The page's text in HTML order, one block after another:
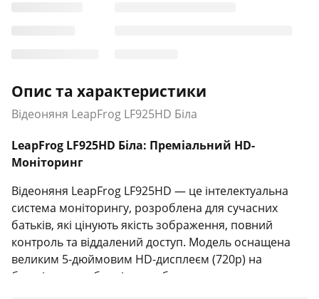
Опис та характеристики
Відеоняня LeapFrog LF925HD Біла
LeapFrog LF925HD Біла: Преміальний HD-
Моніторинг
Відеоняня LeapFrog LF925HD — це інтелектуальна
система моніторингу, розроблена для сучасних
батьків, які цінують якість зображення, повний
контроль та віддалений доступ. Модель оснащена
великим 5-дюймовим HD-дисплеєм (720p) на
батьківському блоці, що забезпечує кришталево